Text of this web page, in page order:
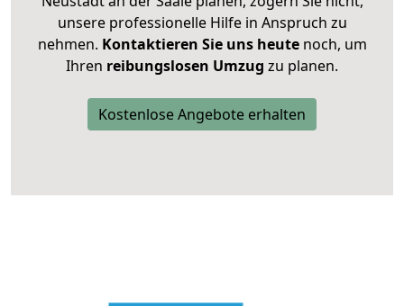
unsere professionelle Hilfe in Anspruch zu
nehmen. Kontaktieren Sie uns heutenoch, um
Ihren reibungslosen Umzug zu planen.
Kostenlose Angebote erhalten